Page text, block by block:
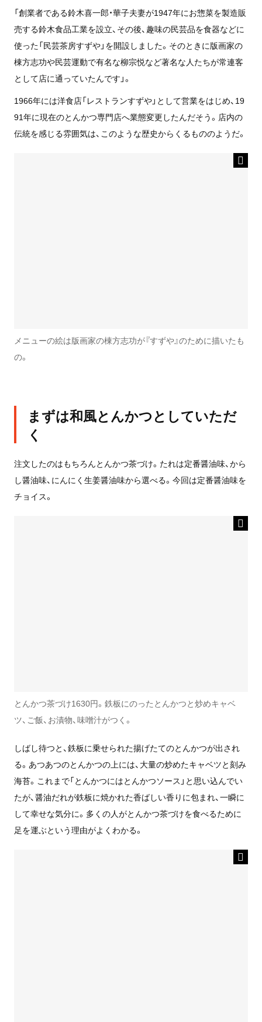
「創業者である鈴木喜一郎・華子夫妻が1947年にお惣菜を製造販
売する鈴木食品工業を設立、その後、趣味の民芸品を食器などに
使った「民芸茶房すずや」を開設しました。そのときに版画家の
棟方志功や民芸運動で有名な柳宗悦など著名な人たちが常連客
として店に通っていたんです」。
1966年には洋食店「レストランすずや」として営業をはじめ、19
91年に現在のとんかつ専門店へ業態変更したんだそう。店内の
伝統を感じる雰囲気は、このような歴史からくるもののようだ。
メニューの絵は版画家の棟方志功が『すずや』のために描いたも
の。
まずは和風とんかつとしていただ
く
注文したのはもちろんとんかつ茶づけ。たれは定番醤油味、から
し醤油味、にんにく生姜醤油味から選べる。今回は定番醤油味を
チョイス。
とんかつ茶づけ1630円。鉄板にのったとんかつと炒めキャベ
ツ、ご飯、お漬物、味噌汁がつく。
しばし待つと、鉄板に乗せられた揚げたてのとんかつが出され
る。あつあつのとんかつの上には、大量の炒めたキャベツと刻み
海苔。これまで「とんかつにはとんかつソース」と思い込んでい
たが、醤油だれが鉄板に焼かれた香ばしい香りに包まれ、一瞬に
して幸せな気分に。多くの人がとんかつ茶づけを食べるために
足を運ぶという理由がよくわかる。